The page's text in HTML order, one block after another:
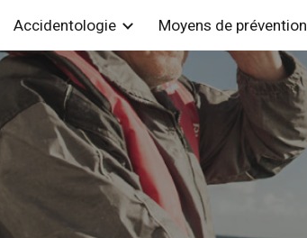
Skip to main content
Accidentologie Moyens de prévention